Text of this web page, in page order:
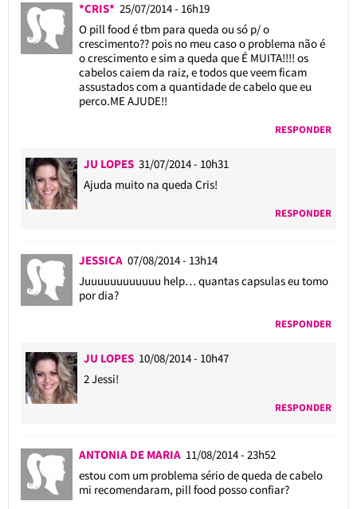
*CRIS* 25/07/2014 - 16h19
O pill food é tbm para queda ou só p/ o
crescimento?? pois no meu caso o problema não é
o crescimento e sim a queda que É MUITA!!!! os
cabelos caiem da raiz, e todos que veem ficam
assustados com a quantidade de cabelo que eu
perco.ME AJUDE!!
RESPONDER
JU LOPES 31/07/2014 - 10h31
Ajuda muito na queda Cris!
RESPONDER
JESSICA 07/08/2014 - 13h14
Juuuuuuuuuuuu help… quantas capsulas eu tomo
por dia?
RESPONDER
JU LOPES 10/08/2014 - 10h47
2 Jessi!
RESPONDER
ANTONIA DE MARIA 11/08/2014 - 23h52
estou com um problema sério de queda de cabelo
mi recomendaram, pill food posso confiar?